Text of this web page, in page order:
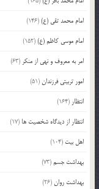
امام محمد تقی (ع)(146)
امام موسی کاظم (ع)(152)
امر به معروف و نهی از منکر (63)
امور تربیتی فرزندان(51)
انتظار (164)
انتظار از دیدگاه شخصیت ها (17)
اهل بیت (104)
بهداشت جسم(73)
بهداشت روان(26)